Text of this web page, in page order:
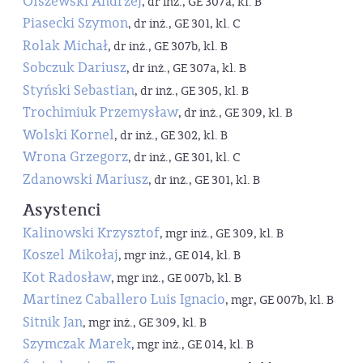
Piasecki Szymon, dr inż., GE 301, kl. C
Rolak Michał, dr inż., GE 307b, kl. B
Sobczuk Dariusz, dr inż., GE 307a, kl. B
Styński Sebastian, dr inż., GE 305, kl. B
Trochimiuk Przemysław, dr inż., GE 309, kl. B
Wolski Kornel, dr inż., GE 302, kl. B
Wrona Grzegorz, dr inż., GE 301, kl. C
Zdanowski Mariusz, dr inż., GE 301, kl. B
Asystenci
Kalinowski Krzysztof, mgr inż., GE 309, kl. B
Koszel Mikołaj, mgr inż., GE 014, kl. B
Kot Radosław, mgr inż., GE 007b, kl. B
Martinez Caballero Luis Ignacio, mgr, GE 007b, kl. B
Sitnik Jan, mgr inż., GE 309, kl. B
Szymczak Marek, mgr inż., GE 014, kl. B